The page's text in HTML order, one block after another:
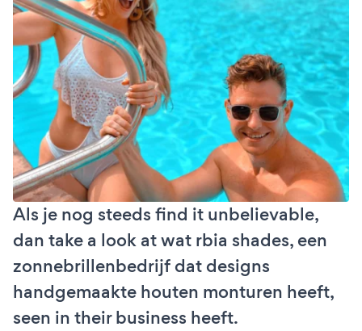
Als je nog steeds find it unbelievable,
dan take a look at wat rbia shades, een
zonnebrillenbedrijf dat designs
handgemaakte houten monturen heeft,
seen in their business heeft.